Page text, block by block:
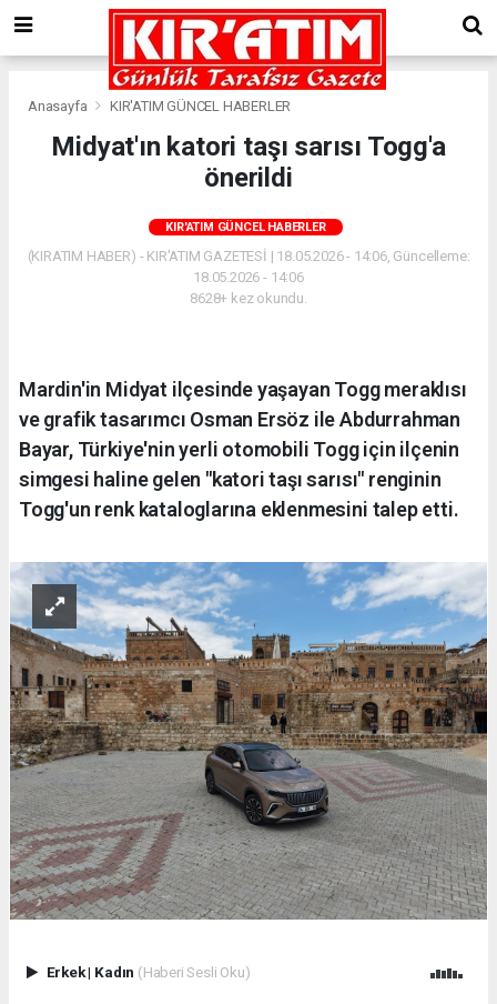
Anasayfa KIR'ATIM GÜNCEL HABERLER
Midyat'ın katori taşı sarısı Togg'a
önerildi
KIR'ATIM GÜNCEL HABERLER
(KIRATIM HABER) - KIR'ATIM GAZETESİ | 18.05.2026 - 14:06, Güncelleme:
18.05.2026 - 14:06
8628+ kez okundu.
Mardin'in Midyat ilçesinde yaşayan Togg meraklısı
ve grafik tasarımcı Osman Ersöz ile Abdurrahman
Bayar, Türkiye'nin yerli otomobili Togg için ilçenin
simgesi haline gelen "katori taşı sarısı" renginin
Togg'un renk kataloglarına eklenmesini talep etti.
Erkek| Kadın (Haberi Sesli Oku)